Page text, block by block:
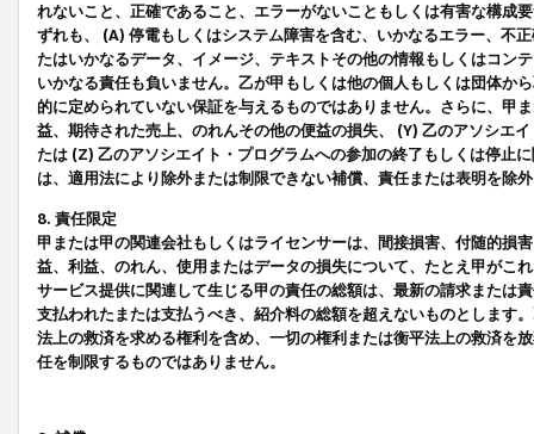
れないこと、正確であること、エラーがないこともしくは有害な構成
ずれも、 (A) 停電もしくはシステム障害を含む、いかなるエラー、不
たはいかなるデータ、イメージ、テキストその他の情報もしくはコン
いかなる責任も負いません。乙が甲もしくは他の個人もしくは団体か
的に定められていない保証を与えるものではありません。さらに、甲
益、期待された売上、のれんその他の便益の損失、 (Y) 乙のアソシエ
たは (Z) 乙のアソシエイト・プログラムへの参加の終了もしくは停止
は、適用法により除外または制限できない補償、責任または表明を除
8. 責任限定
甲または甲の関連会社もしくはライセンサーは、間接損害、付随的損
益、利益、のれん、使用またはデータの損失について、たとえ甲がこ
サービス提供に関連して生じる甲の責任の総額は、最新の請求または
支払われたまたは支払うべき、紹介料の総額を超えないものとします
法上の救済を求める権利を含め、一切の権利または衡平法上の救済を
任を制限するものではありません。